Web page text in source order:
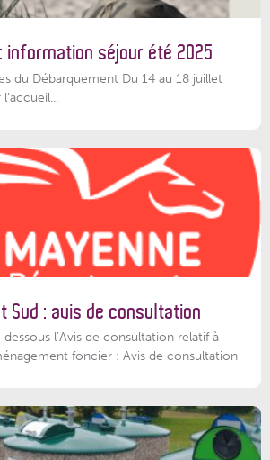
information séjour été 2025
du Débarquement Du 14 au 18 juillet
Sud : avis de consultation
l’Avis de consultation relatif à
foncier : Avis de consultation